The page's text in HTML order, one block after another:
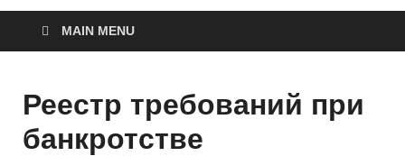
581-24-30
MAIN MENU
Реестр требований при
банкротстве